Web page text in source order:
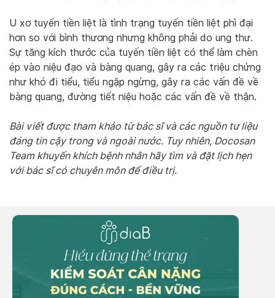
U xơ tuyến tiền liệt là tình trạng tuyến tiền liệt phì đại
hơn so với bình thương nhưng không phải do ung thư.
Sự tăng kích thước của tuyến tiền liệt có thể làm chèn
ép vào niệu đạo và bàng quang, gây ra các triệu chứng
như khó đi tiểu, tiểu ngập ngừng, gây ra các vấn đề về
bàng quang, đường tiết niệu hoặc các vấn đề về thận.
Bài viết được tham khảo từ bác sĩ và các nguồn tư liệu
đáng tin cậy trong và ngoài nước. Tuy nhiên, Docosan
Team khuyến khích bệnh nhân hãy tìm và đặt lịch hẹn
với bác sĩ có chuyên môn để điều trị.